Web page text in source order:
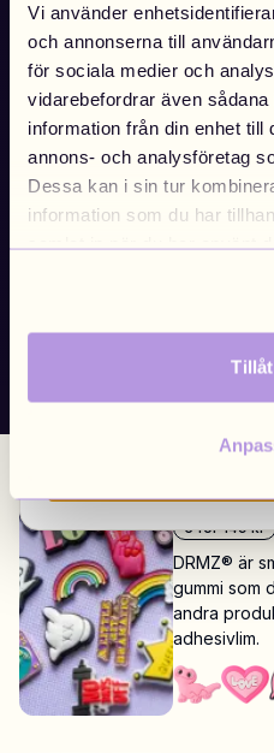
Vi använder
och annonserna till
för sociala medier och
vidarebefordrar även
information från din enhet till
annons- och analysföretag
Dessa kan i sin tur
information som du har
samlat in när du har använt
DRMZ®
5 för 149 kr
DRMZ® är
gummi som
andra
adhesivlim.
Sweden
Swedish /SEK
Denmark
DKK